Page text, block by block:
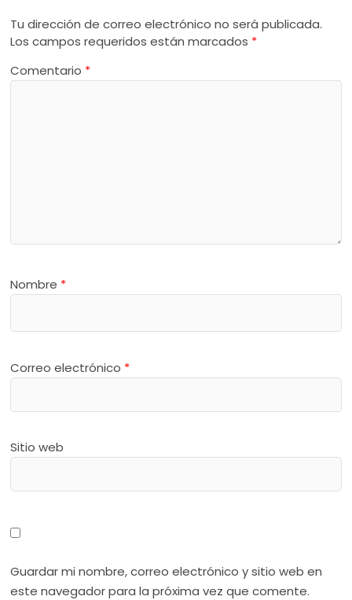
Tu dirección de correo electrónico no será publicada.
Los campos requeridos están marcados *
Comentario *
Nombre *
Correo electrónico *
Sitio web
Guardar mi nombre, correo electrónico y sitio web en
este navegador para la próxima vez que comente.